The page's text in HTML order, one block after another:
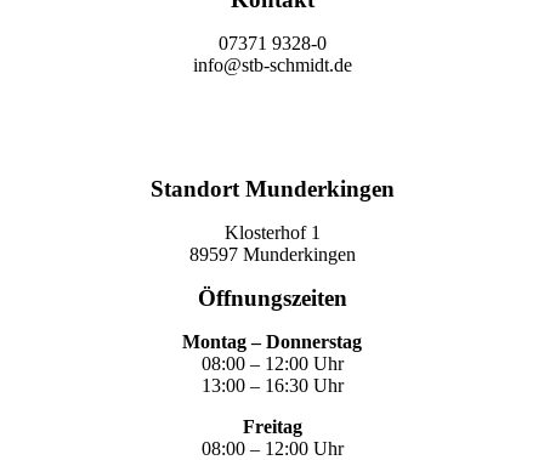
07371 9328-0
info@stb-schmidt.de
Standort Munderkingen
Klosterhof 1
89597 Munderkingen
Öffnungszeiten
Montag – Donnerstag
08:00 – 12:00 Uhr
13:00 – 16:30 Uhr
Freitag
08:00 – 12:00 Uhr